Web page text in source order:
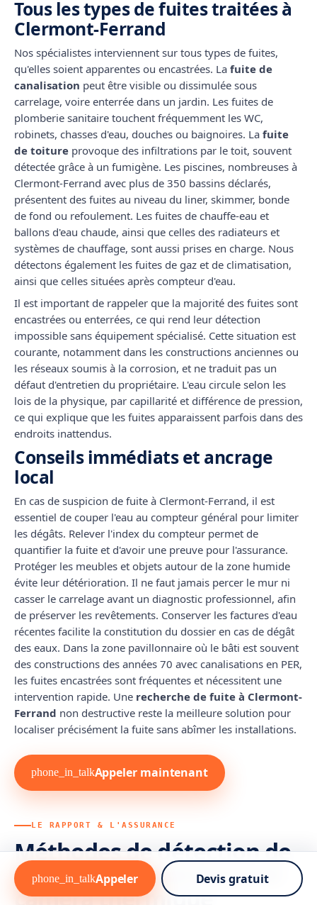
Tous les types de fuites traitées à
Clermont-Ferrand
Nos spécialistes interviennent sur tous types de fuites,
qu'elles soient apparentes ou encastrées. La fuite de
canalisation peut être visible ou dissimulée sous
carrelage, voire enterrée dans un jardin. Les fuites de
plomberie sanitaire touchent fréquemment les WC,
robinets, chasses d'eau, douches ou baignoires. La fuite
de toiture provoque des infiltrations par le toit, souvent
détectée grâce à un fumigène. Les piscines, nombreuses à
Clermont-Ferrand avec plus de 350 bassins déclarés,
présentent des fuites au niveau du liner, skimmer, bonde
de fond ou refoulement. Les fuites de chauffe-eau et
ballons d'eau chaude, ainsi que celles des radiateurs et
systèmes de chauffage, sont aussi prises en charge. Nous
détectons également les fuites de gaz et de climatisation,
ainsi que celles situées après compteur d'eau.
Il est important de rappeler que la majorité des fuites sont
encastrées ou enterrées, ce qui rend leur détection
impossible sans équipement spécialisé. Cette situation est
courante, notamment dans les constructions anciennes ou
les réseaux soumis à la corrosion, et ne traduit pas un
défaut d'entretien du propriétaire. L'eau circule selon les
lois de la physique, par capillarité et différence de pression,
ce qui explique que les fuites apparaissent parfois dans des
endroits inattendus.
Conseils immédiats et ancrage
local
En cas de suspicion de fuite à Clermont-Ferrand, il est
essentiel de couper l'eau au compteur général pour limiter
les dégâts. Relever l'index du compteur permet de
quantifier la fuite et d'avoir une preuve pour l'assurance.
Protéger les meubles et objets autour de la zone humide
évite leur détérioration. Il ne faut jamais percer le mur ni
casser le carrelage avant un diagnostic professionnel, afin
de préserver les revêtements. Conserver les factures d'eau
récentes facilite la constitution du dossier en cas de dégât
des eaux. Dans la zone pavillonnaire où le bâti est souvent
des constructions des années 70 avec canalisations en PER,
les fuites encastrées sont fréquentes et nécessitent une
intervention rapide. Une recherche de fuite à Clermont-
Ferrand non destructive reste la meilleure solution pour
localiser précisément la fuite sans abîmer les installations.
phone_in_talkAppeler maintenant
Rapport
recherche
Conforme
LE RAPPORT & L'ASSURANCE
Méthodes de détection de
fuite à Clermont-Ferrand :
caméra thermique
phone_in_talkAppeler Devis gratuit